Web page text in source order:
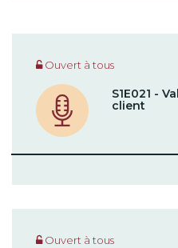
Ouvert à tous
S1E021 -
client
Ouvert à tous